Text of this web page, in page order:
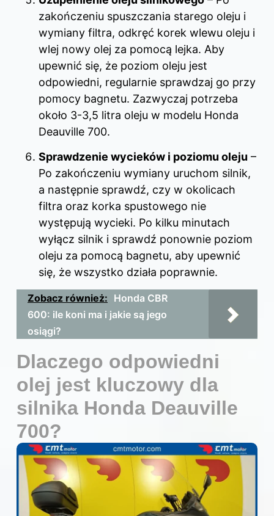
zakończeniu spuszczania starego oleju i
wymiany filtra, odkręć korek wlewu oleju i
wlej nowy olej za pomocą lejka. Aby
upewnić się, że poziom oleju jest
odpowiedni, regularnie sprawdzaj go przy
pomocy bagnetu. Zazwyczaj potrzeba
około 3-3,5 litra oleju w modelu Honda
Deauville 700.
Sprawdzenie wycieków i poziomu oleju –
Po zakończeniu wymiany uruchom silnik,
a następnie sprawdź, czy w okolicach
filtra oraz korka spustowego nie
występują wycieki. Po kilku minutach
wyłącz silnik i sprawdź ponownie poziom
oleju za pomocą bagnetu, aby upewnić
się, że wszystko działa poprawnie.
Zobacz również: Honda CBR
600: ile koni ma i jakie są jego
osiągi?
Dlaczego odpowiedni
olej jest kluczowy dla
silnika Honda Deauville
700?